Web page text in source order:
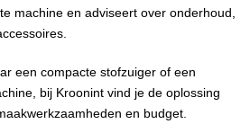
machine en adviseert over onderhoud,
een compacte stofzuiger of een
bij Kroonint vind je de oplossing
en budget.